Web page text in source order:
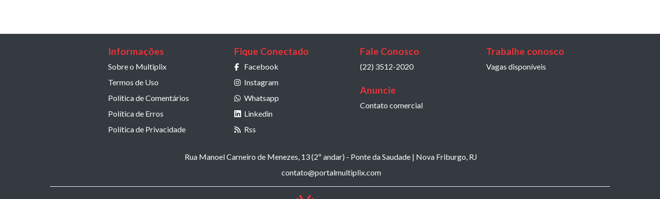
Informações
Sobre o Multiplix
Termos de Uso
Política de Comentários
Política de Erros
Política de Privacidade
Fique Conectado
Facebook
Instagram
Whatsapp
Linkedin
Rss
Fale Conosco
(22) 3512-2020
Anuncie
Contato comercial
Trabalhe conosco
Vagas disponíveis
Rua Manoel Carneiro de Menezes, 13 (2º andar) - Ponte da Saudade | Nova Friburgo, RJ
contato@portalmultiplix.com